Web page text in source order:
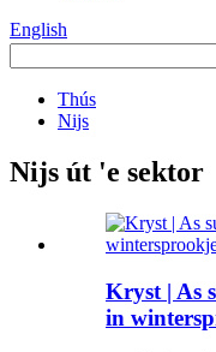
English
Thús
Nijs
Nijs út 'e sektor
Kryst | As
in